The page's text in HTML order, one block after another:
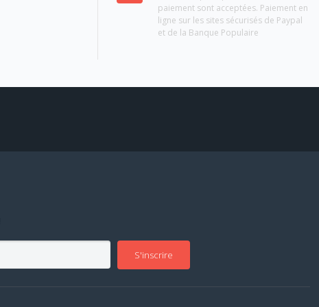
paiement sont acceptées. Paiement en
ligne sur les sites sécurisés de Paypal
et de la Banque Populaire
S'inscrire